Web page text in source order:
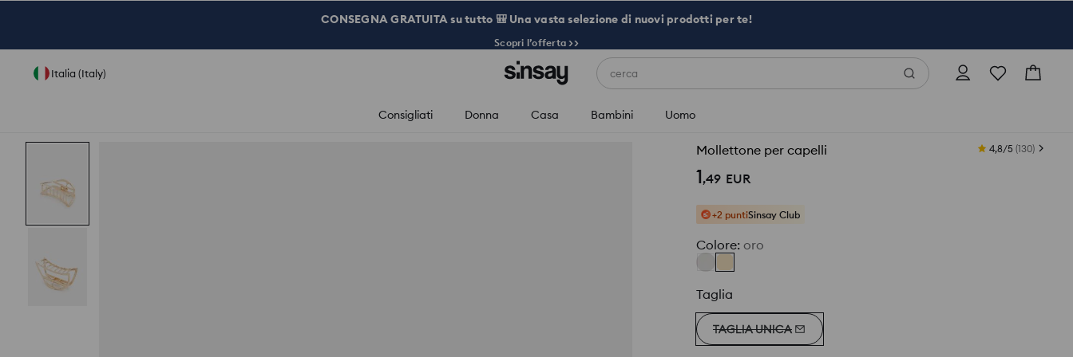
CONSEGNA GRATUITA su tutto 🎒 Una vasta selezione di nuovi prodotti per te!
Scopri l’offerta >>
Italia (Italy) cerca
Consigliati Donna Casa Bambini Uomo
Mollettone per capelli 4,8/5 (130)
1,49 EUR
+2 puntiSinsay Club
Colore: oro
Taglia
TAGLIA UNICA